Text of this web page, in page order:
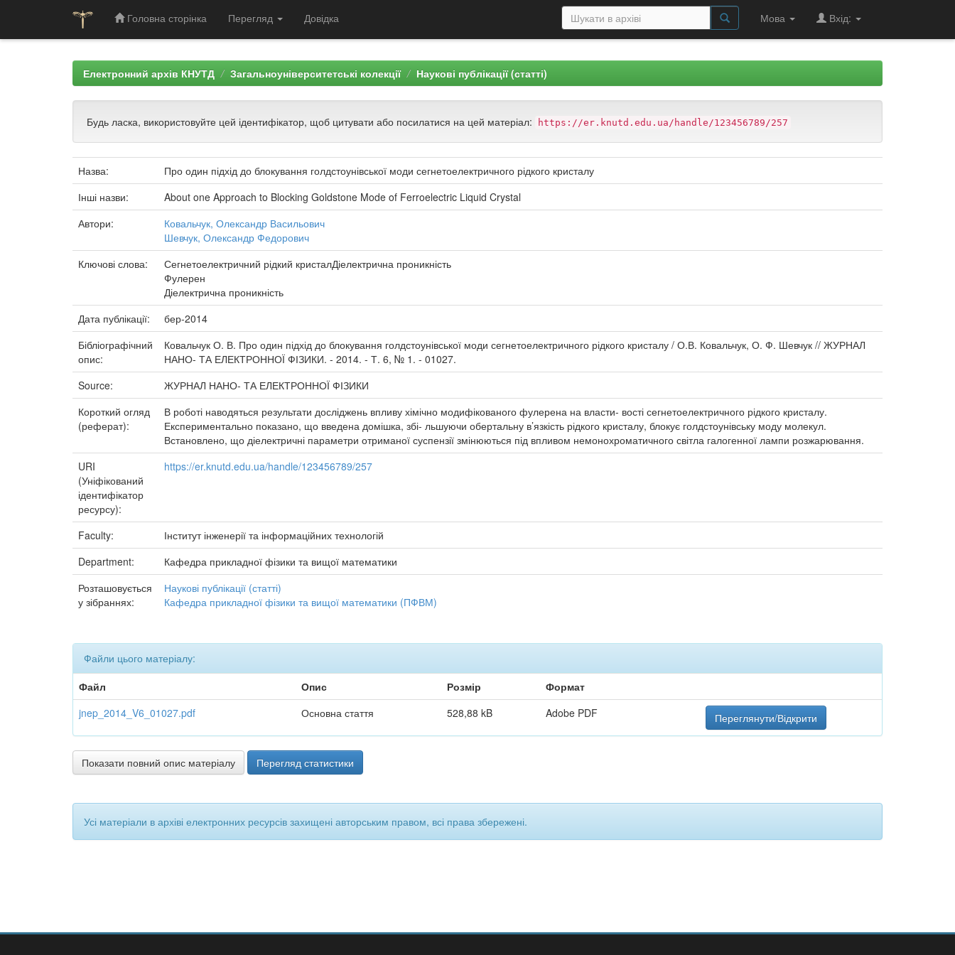
Головна сторінка Перегляд Довідка Мова Вхід:
Електронний архів КНУТД Загальноуніверситетські колекції Наукові публікації (статті)
Будь ласка, використовуйте цей ідентифікатор, щоб цитувати або посилатися на цей матеріал: https://er.knutd.edu.ua/handle/123456789/257
Назва:
Про один підхід до блокування голдстоунівської моди сегнетоелектричного рідкого кристалу
Інші назви:
About one Approach to Blocking Goldstone Mode of Ferroelectric Liquid Crystal
Автори:
Ковальчук, Олександр Васильович
Шевчук, Олександр Федорович
Ключові слова:
Сегнетоелектричний рідкий кристалДіелектрична проникність
Фулерен
Діелектрична проникність
Дата публікації:
бер-2014
Бібліографічний
опис:
Ковальчук О. В. Про один підхід до блокування голдстоунівської моди сегнетоелектричного рідкого кристалу / О.В. Ковальчук, О. Ф. Шевчук // ЖУРНАЛ
НАНО- ТА ЕЛЕКТРОННОЇ ФІЗИКИ. - 2014. - Т. 6, № 1. - 01027.
Source:
ЖУРНАЛ НАНО- ТА ЕЛЕКТРОННОЇ ФІЗИКИ
Короткий огляд
(реферат):
В роботі наводяться результати досліджень впливу хімічно модифікованого фулерена на власти- вості сегнетоелектричного рідкого кристалу.
Експериментально показано, що введена домішка, збі- льшуючи обертальну в’язкість рідкого кристалу, блокує голдстоунівську моду молекул.
Встановлено, що діелектричні параметри отриманої суспензії змінюються під впливом немонохроматичного світла галогенної лампи розжарювання.
URI
(Уніфікований
ідентифікатор
ресурсу):
https://er.knutd.edu.ua/handle/123456789/257
Faculty:
Інститут інженерії та інформаційних технологій
Department:
Кафедра прикладної фізики та вищої математики
Розташовується
у зібраннях:
Наукові публікації (статті)
Кафедра прикладної фізики та вищої математики (ПФВМ)
Файли цього матеріалу:
Файл
Опис Розмір
Формат
jnep_2014_V6_01027.pdf
Основна стаття 528,88 kB Adobe PDF Переглянути/Відкрити
Показати повний опис матеріалу Перегляд статистики
Усі матеріали в архіві електронних ресурсів захищені авторським правом, всі права збережені.